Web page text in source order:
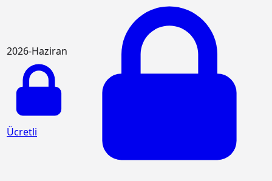
2026-Haziran
Ücretli